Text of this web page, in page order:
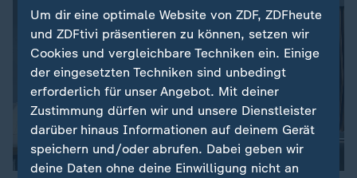
Um dir eine optimale Website von ZDF, ZDFheute
und ZDFtivi präsentieren zu können, setzen wir
Cookies und vergleichbare Techniken ein. Einige
der eingesetzten Techniken sind unbedingt
erforderlich für unser Angebot. Mit deiner
Zustimmung dürfen wir und unsere Dienstleister
darüber hinaus Informationen auf deinem Gerät
speichern und/oder abrufen. Dabei geben wir
deine Daten ohne deine Einwilligung nicht an